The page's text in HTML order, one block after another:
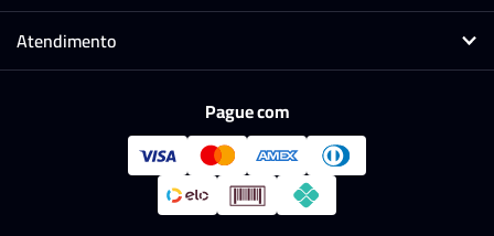
Atendimento
Pague com